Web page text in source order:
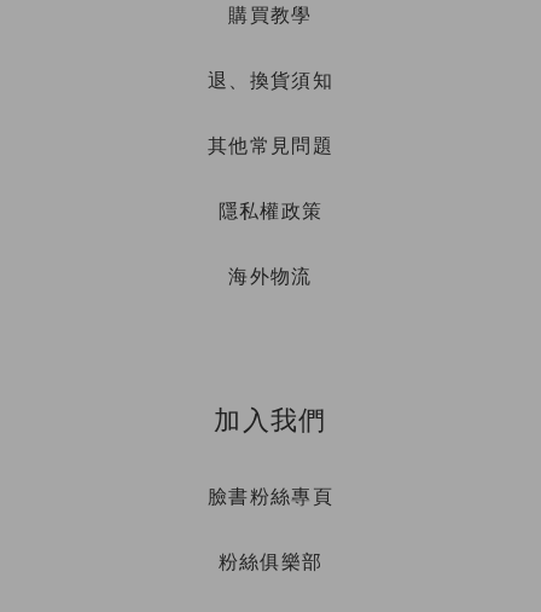
購買教學
退、換貨須知
其他常見問題
隱私權政策
海外物流
加入我們
臉書粉絲專頁
粉絲俱樂部